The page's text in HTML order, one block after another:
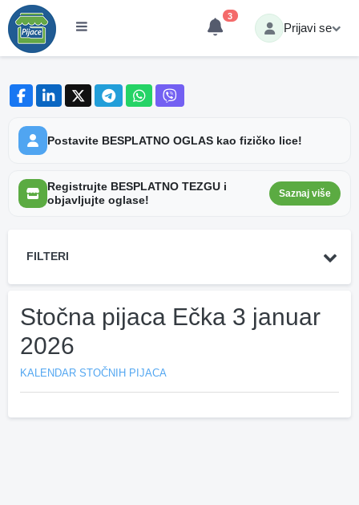
3
Prijavi se
Postavite BESPLATNO OGLAS kao fizičko lice!
Registrujte BESPLATNO TEZGU i
objavljujte oglase!
Saznaj više
FILTERI
Stočna pijaca Ečka 3 januar
2026
KALENDAR STOČNIH PIJACA